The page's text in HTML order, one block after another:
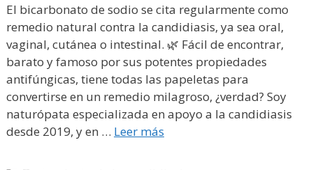
El bicarbonato de sodio se cita regularmente como
remedio natural contra la candidiasis, ya sea oral,
vaginal, cutánea o intestinal. 🌿 Fácil de encontrar,
barato y famoso por sus potentes propiedades
antifúngicas, tiene todas las papeletas para
convertirse en un remedio milagroso, ¿verdad? Soy
naturópata especializada en apoyo a la candidiasis
desde 2019, y en … Leer más